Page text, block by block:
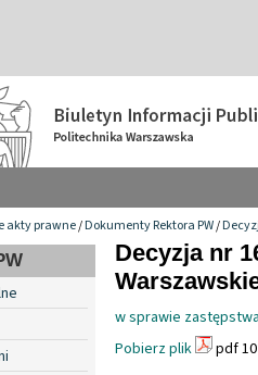
akty prawne/Dokumenty Rektora PW/
Decyzja nr
w sprawie
Pobierz plik
pdf